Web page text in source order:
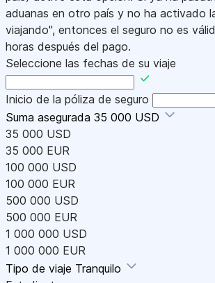
aduanas en otro país y no ha activado
viajando", entonces el seguro no es
horas después del pago.
Seleccione las fechas de su viaje
Inicio de la póliza de seguro
Suma asegurada 35 000 USD
35 000 USD
35 000 EUR
100 000 USD
100 000 EUR
500 000 USD
500 000 EUR
1 000 000 USD
1 000 000 EUR
Tipo de viaje Tranquilo